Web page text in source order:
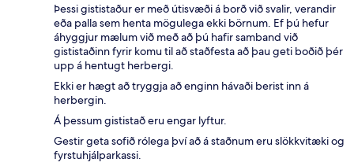
Þessi gististaður er með útisvæði á borð við svalir, verandir
eða palla sem henta mögulega ekki börnum. Ef þú hefur
áhyggjur mælum við með að þú hafir samband við
gististaðinn fyrir komu til að staðfesta að þau geti boðið þér
upp á hentugt herbergi.
Ekki er hægt að tryggja að enginn hávaði berist inn á
herbergin.
Á þessum gististað eru engar lyftur.
Gestir geta sofið rólega því að á staðnum eru slökkvitæki og
fyrstuhjálparkassi.